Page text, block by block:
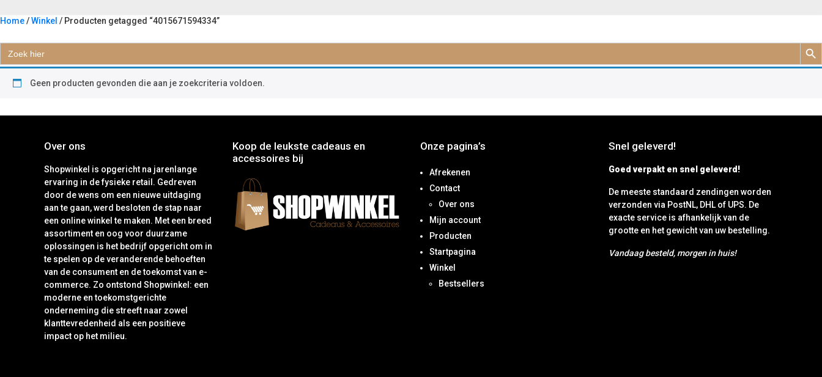
Zoek
naar:
Home/Winkel / Producten getagged “4015671594334”
4015671594334
Geen producten gevonden die aan je zoekcriteria voldoen.
Over ons
Shopwinkel is opgericht na jarenlange
ervaring in de fysieke retail. Gedreven
door de wens om een nieuwe uitdaging
aan te gaan, werd besloten de stap naar
een online winkel te maken. Met een breed
assortiment en oog voor duurzame
oplossingen is het bedrijf opgericht om in
te spelen op de veranderende behoeften
van de consument en de toekomst van e-
commerce. Zo ontstond Shopwinkel: een
moderne en toekomstgerichte
onderneming die streeft naar zowel
klanttevredenheid als een positieve
impact op het milieu.
Koop de leukste cadeaus en
accessoires bij
Onze pagina’s
Afrekenen
Contact
Over ons
Mijn account
Producten
Startpagina
Winkel
Bestsellers
Snel geleverd!
Goed verpakt en snel geleverd!
De meeste standaard zendingen worden
verzonden via PostNL, DHL of UPS. De
exacte service is afhankelijk van de
grootte en het gewicht van uw bestelling.
Vandaag besteld, morgen in huis!